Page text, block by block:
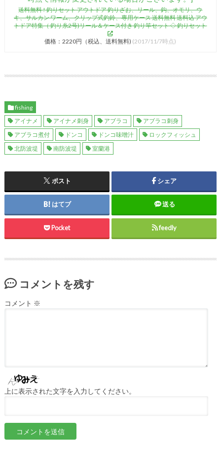
送料無料 ! 釣りセット アウトドア 釣りざお、リール、鈎、オモリ、ウ
キ、サルカン ワーム、クリップ式釣鈴、専用ケース 送料無料 送料込 アウ
トドア特集（ 釣り糸2号)リール＆ケース付き 釣り竿セット ◇ 釣りセット
価格：2220円（税込、送料無料) (2017/11/7時点)
fishing
アイナメ
アイナメ刺身 アブラコ
アブラコ刺身
アブラコ煮付
ドンコ ドンコ味噌汁
ロックフィッシュ
北防波堤
南防波堤 室蘭港
ポスト シェア
はてブ 送る
Pocket feedly
コメントを残す
コメント ※
上に表示された文字を入力してください。